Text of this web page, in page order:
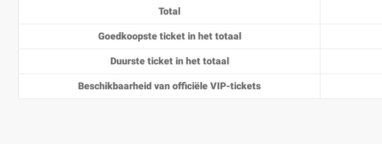
Total
Goedkoopste ticket in het totaal
Duurste ticket in het totaal
Beschikbaarheid van officiële VIP-tickets